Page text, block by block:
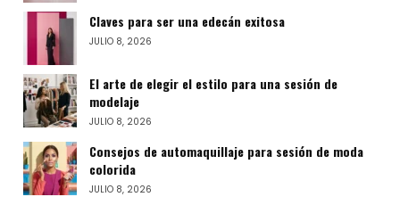
Claves para ser una edecán exitosa
JULIO 8, 2026
El arte de elegir el estilo para una sesión de
modelaje
JULIO 8, 2026
Consejos de automaquillaje para sesión de moda
colorida
JULIO 8, 2026